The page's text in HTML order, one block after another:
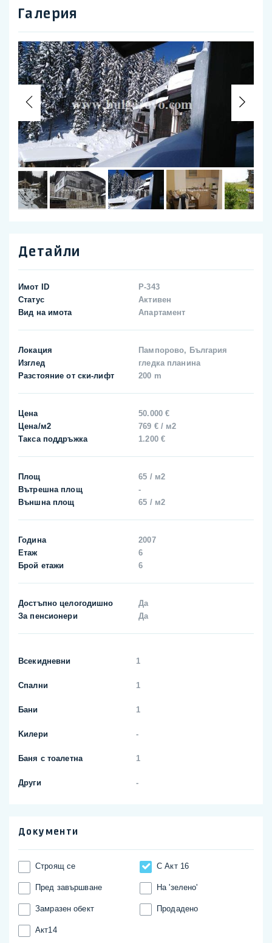
Галерия
Previous
Детайли
Имот ID
P-343
Статус
Активен
Вид на имота
Апартамент
Локация
Пампорово, България
Изглед
гледка планина
Разстояние от ски-лифт
200 m
Цена
50.000 €
Цена/м2
769 € / м2
Такса поддръжка
1.200 €
Площ
65 / м2
Вътрешна площ
-
Външна площ
65 / м2
Година
2007
Етаж
6
Брой етажи
6
Достъпно целогодишно
Да
За пенсионери
Да
Всекидневни 1
Спални 1
Бани 1
Kилери -
Баня с тоалетна 1
Други -
Документи
Строящ се С Акт 16
Пред завършване На 'зелено'
Замразен обект Продадено
Акт14